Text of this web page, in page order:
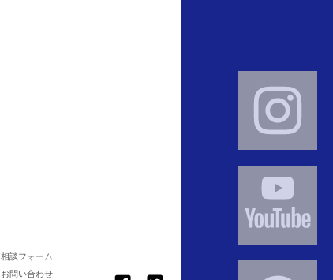
相談フォーム
お問い合わせ